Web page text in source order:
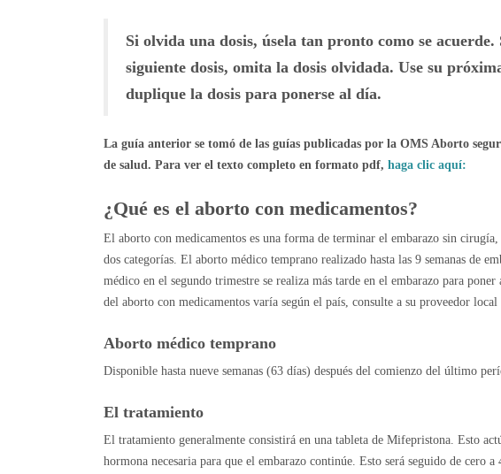
Si olvida una dosis, úsela tan pronto como se
siguiente dosis, omita la dosis olvidada. Use su
duplique la dosis para ponerse al día.
La guía anterior se tomó de las guías publicadas por la OMS Aborto
de salud. Para ver el texto completo en formato pdf, haga clic aquí:
¿Qué es el aborto con medicamentos?
El aborto con medicamentos es una forma de terminar el embarazo sin
dos categorías. El aborto médico temprano realizado hasta las 9 semanas de
médico en el segundo trimestre se realiza más tarde en el embarazo para
del aborto con medicamentos varía según el país, consulte a su proveedor local
Aborto médico temprano
Disponible hasta nueve semanas (63 días) después del comienzo del último
El tratamiento
El tratamiento generalmente consistirá en una tableta de Mifepristona. Esto
hormona necesaria para que el embarazo continúe. Esto será seguido de cero